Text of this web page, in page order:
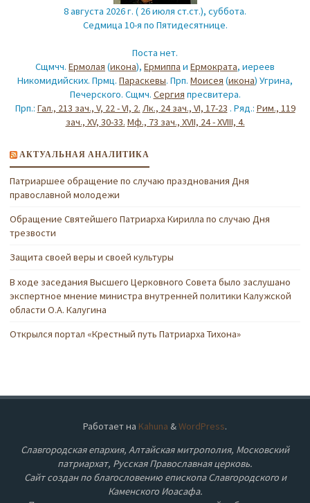
8 августа 2026 г. ( 26 июля ст.ст.), суббота.
Седмица 10-я по Пятидесятнице.
Поста нет.
Сщмчч. Ермолая (икона), Ермиппа и Ермократа, иереев
Никомидийских. Прмц. Параскевы. Прп. Моисея (икона) Угрина,
Печерского. Сщмч. Сергия пресвитера.
Прп.: Гал., 213 зач., V, 22 - VI, 2. Лк., 24 зач., VI, 17-23 . Ряд.: Рим., 119
зач., XV, 30-33. Мф., 73 зач., XVII, 24 - XVIII, 4.
АКТУАЛЬНАЯ АНАЛИТИКА
Патриаршее обращение по случаю празднования Дня
православной молодежи
Обращение Святейшего Патриарха Кирилла по случаю Дня
трезвости
Защита своей веры и своей культуры
В ходе заседания Высшего Церковного Совета было заслушано
экспертное мнение министра внутренней политики Калужской
области О.А. Калугина
Открылся портал «Крестный путь Патриарха Тихона»
Работает на Kahuna &WordPress.
Славгородская епархия, Алтайская митрополия, Московский
патриархат, Русская Православная церковь.
Сайт создан по благословению епископа Славгородского и
Каменского Иоасафа.